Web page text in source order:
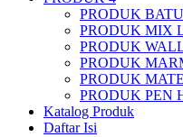
PRODUK
PRODUK MIX
PRODUK
PRODUK
PRODUK
PRODUK PEN
Katalog Produk
Daftar Isi